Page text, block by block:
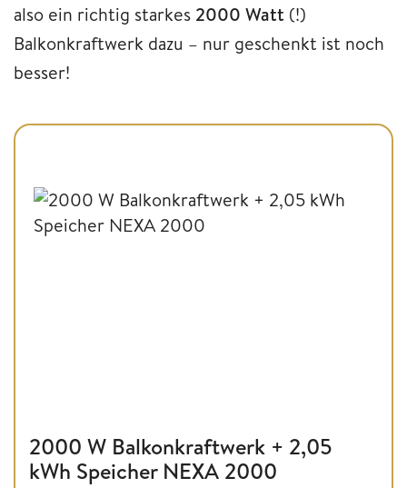
also ein richtig starkes 2000 Watt (!)
Balkonkraftwerk dazu – nur geschenkt ist noch
besser!
2000 W Balkonkraftwerk + 2,05
kWh Speicher NEXA 2000